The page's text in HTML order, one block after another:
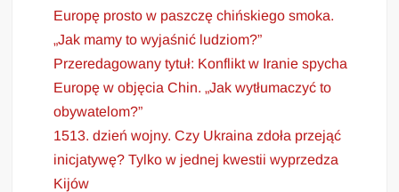
Europę prosto w paszczę chińskiego smoka.
„Jak mamy to wyjaśnić ludziom?”
Przeredagowany tytuł: Konflikt w Iranie spycha
Europę w objęcia Chin. „Jak wytłumaczyć to
obywatelom?”
1513. dzień wojny. Czy Ukraina zdoła przejąć
inicjatywę? Tylko w jednej kwestii wyprzedza
Kijów